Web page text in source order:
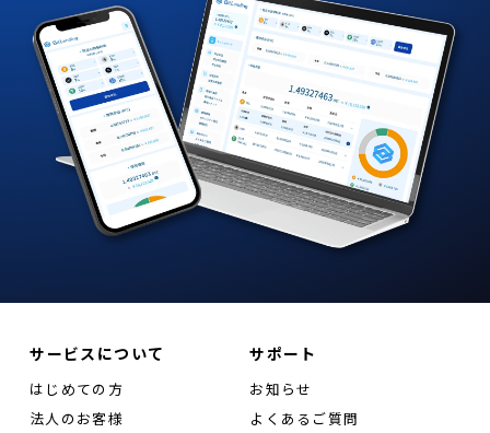
サービスについて
はじめての方
法人のお客様
サポート
お知らせ
よくあるご質問